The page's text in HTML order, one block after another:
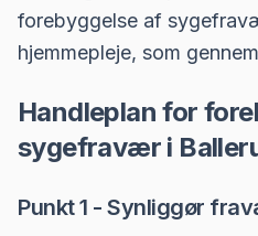
forebyggelse af
hjemmepleje, som
Handleplan for
sygefravær i
Punkt 1 - Synliggør